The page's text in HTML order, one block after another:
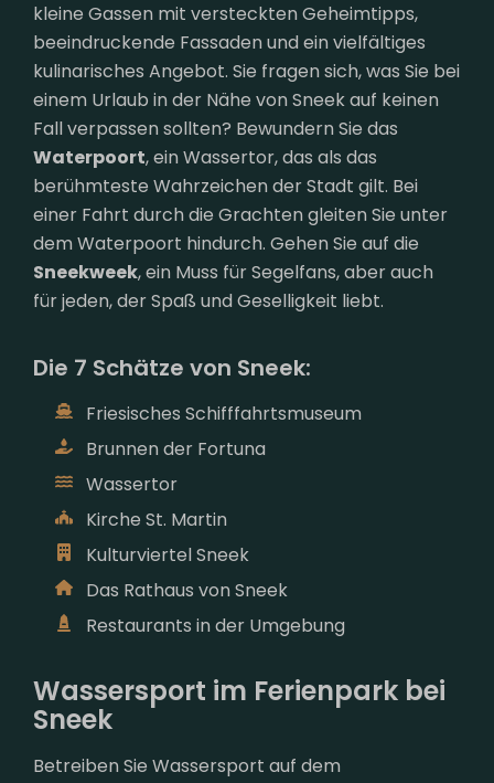
kleine Gassen mit versteckten Geheimtipps,
beeindruckende Fassaden und ein vielfältiges
kulinarisches Angebot. Sie fragen sich, was Sie bei
einem Urlaub in der Nähe von Sneek auf keinen
Fall verpassen sollten? Bewundern Sie das
Waterpoort, ein Wassertor, das als das
berühmteste Wahrzeichen der Stadt gilt. Bei
einer Fahrt durch die Grachten gleiten Sie unter
dem Waterpoort hindurch. Gehen Sie auf die
Sneekweek, ein Muss für Segelfans, aber auch
für jeden, der Spaß und Geselligkeit liebt.
Die 7 Schätze von Sneek:
Friesisches Schifffahrtsmuseum
Brunnen der Fortuna
Wassertor
Kirche St. Martin
Kulturviertel Sneek
Das Rathaus von Sneek
Restaurants in der Umgebung
Wassersport im Ferienpark bei
Sneek
Betreiben Sie Wassersport auf dem